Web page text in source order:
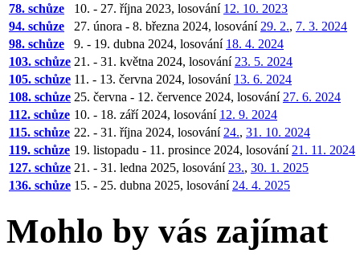
78. schůze
10. - 27. října 2023, losování 12. 10. 2023
94. schůze
27. února - 8. března 2024, losování 29. 2., 7. 3. 2024
98. schůze
9. - 19. dubna 2024, losování 18. 4. 2024
103. schůze 21. - 31. května 2024, losování 23. 5. 2024
105. schůze 11. - 13. června 2024, losování 13. 6. 2024
108. schůze 25. června - 12. července 2024, losování 27. 6. 2024
112. schůze 10. - 18. září 2024, losování 12. 9. 2024
115. schůze 22. - 31. října 2024, losování 24., 31. 10. 2024
119. schůze 19. listopadu - 11. prosince 2024, losování 21. 11. 2024
127. schůze 21. - 31. ledna 2025, losování 23., 30. 1. 2025
136. schůze 15. - 25. dubna 2025, losování 24. 4. 2025
Mohlo by vás zajímat